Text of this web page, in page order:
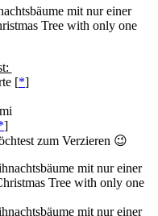
[*]
]
zum Verzieren 😉